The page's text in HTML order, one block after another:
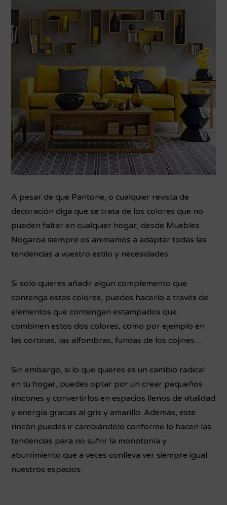
A pesar de que Pantone, o cualquier revista de
decoración diga que se trata de los colores que no
pueden faltar en cualquier hogar, desde Muebles
Nogaroa siempre os animamos a adaptar todas las
tendencias a vuestro estilo y necesidades.
Si solo quieres añadir algún complemento que
contenga estos colores, puedes hacerlo a través de
elementos que contengan estampados que
combinen estos dos colores, como por ejemplo en
las cortinas, las alfombras, fundas de los cojines…
Sin embargo, si lo que quieres es un cambio radical
en tu hogar, puedes optar por un crear pequeños
rincones y convertirlos en espacios llenos de vitalidad
y energía gracias al gris y amarillo. Además, este
rincón puedes ir cambiándolo conforme lo hacen las
tendencias para no sufrir la monotonía y
aburrimiento que a veces conlleva ver siempre igual
nuestros espacios.